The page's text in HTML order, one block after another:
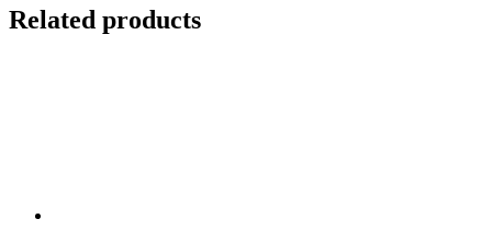
Related products